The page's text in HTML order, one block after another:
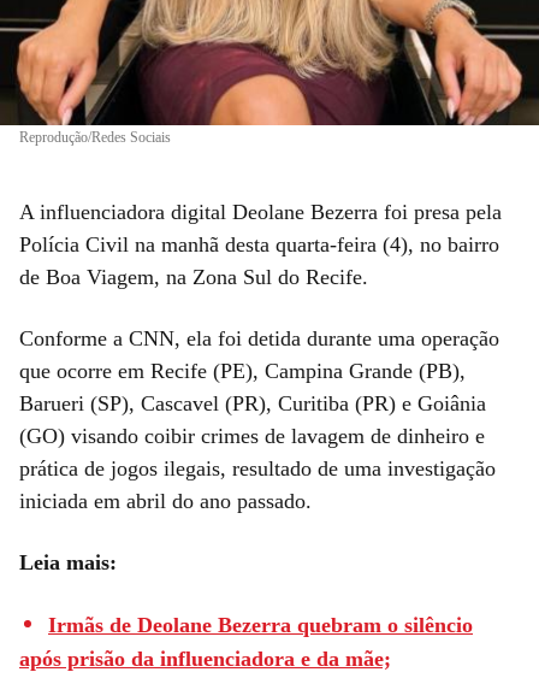
Reprodução/Redes Sociais
A influenciadora digital Deolane Bezerra foi presa pela
Polícia Civil na manhã desta quarta-feira (4), no bairro
de Boa Viagem, na Zona Sul do Recife.
Conforme a CNN, ela foi detida durante uma operação
que ocorre em Recife (PE), Campina Grande (PB),
Barueri (SP), Cascavel (PR), Curitiba (PR) e Goiânia
(GO) visando coibir crimes de lavagem de dinheiro e
prática de jogos ilegais, resultado de uma investigação
iniciada em abril do ano passado.
Leia mais:
Irmãs de Deolane Bezerra quebram o silêncio
após prisão da influenciadora e da mãe;